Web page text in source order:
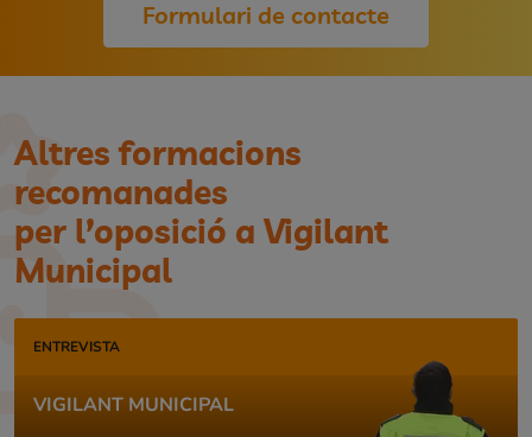
Formulari de contacte
Altres formacions
recomanades
per l’oposició a Vigilant
Municipal
ENTREVISTA
VIGILANT MUNICIPAL